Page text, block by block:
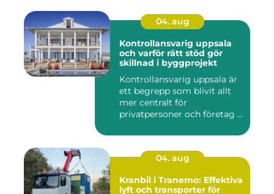
04. aug
Kontrollansvarig uppsala
och varför rätt stöd gör
skillnad i byggprojekt
Kontrollansvarig uppsala är
ett begrepp som blivit allt
mer centralt för
privatpersoner och företag ...
04. aug
Kranbil i Tranemo: Effektiva
lyft och transporter för